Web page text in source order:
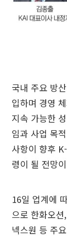
국내 주요 방
입하며 경영
지속 가능한
임과 사업 목
사항이 향후
령이 될 전망
16일 업계에
으로 한화오
넥스원 등 주